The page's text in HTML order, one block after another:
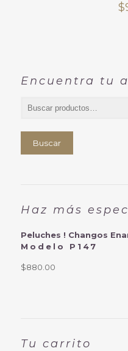
$
Encuentra tu
Buscar
Haz más
Peluches ! Changos
Modelo P147
$880.00
Tu carrito